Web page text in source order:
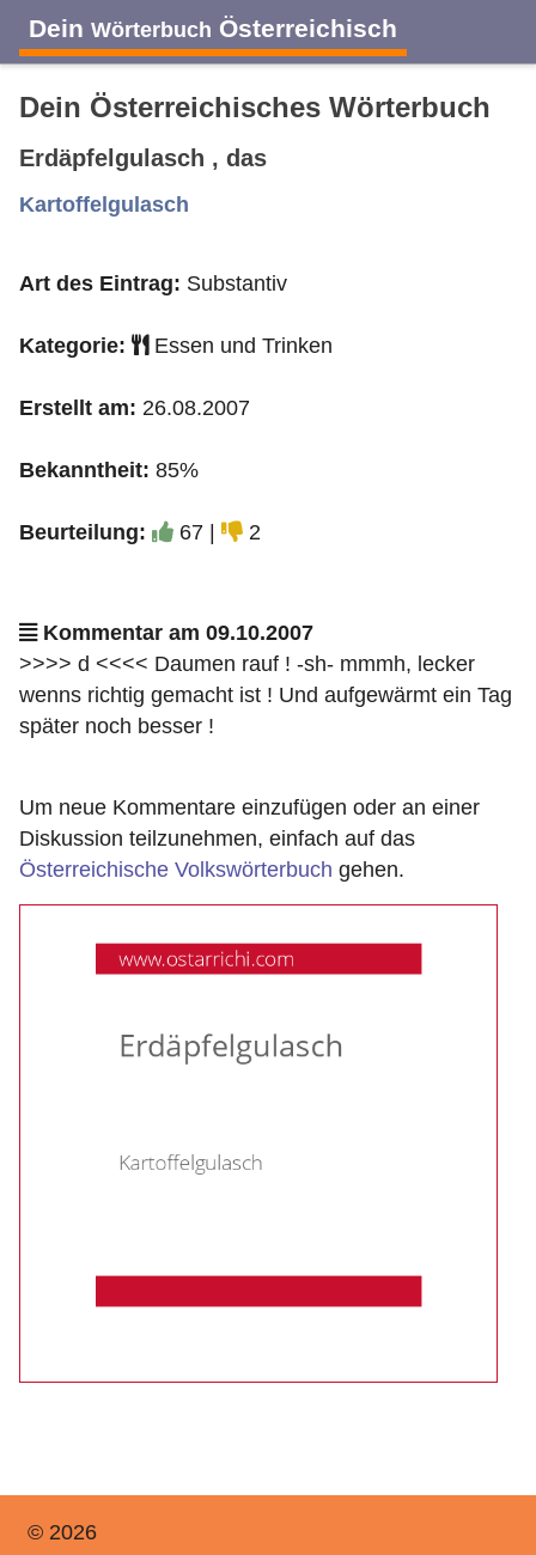
Dein Wörterbuch Österreichisch
A B C
J K L M N
Dein Österreichisches Wörterbuch
Erdäpfelgulasch , das
Kartoffelgulasch
Art des Eintrag: Substantiv
Kategorie: Essen und Trinken
Erstellt am: 26.08.2007
Bekanntheit: 85%
Beurteilung: 67 | 2
Kommentar am 09.10.2007
>>>> d <<<< Daumen rauf ! -sh- mmmh, lecker
wenns richtig gemacht ist ! Und aufgewärmt ein Tag
später noch besser !
Um neue Kommentare einzufügen oder an einer
Diskussion teilzunehmen, einfach auf das
Österreichische Volkswörterbuch gehen.
© 2026